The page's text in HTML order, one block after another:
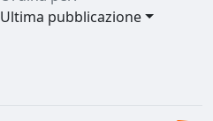
Ultima pubblicazione